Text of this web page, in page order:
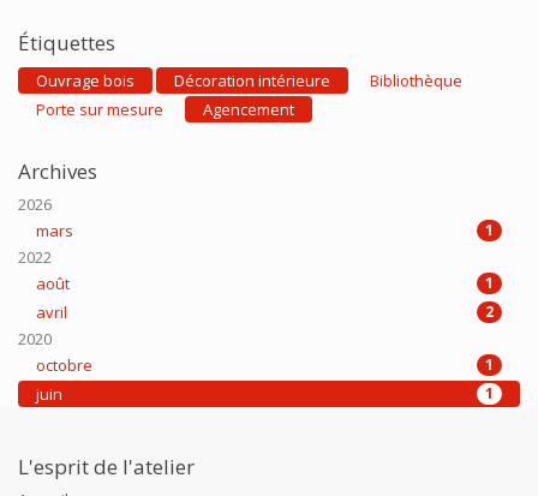
Étiquettes
Ouvrage bois Décoration intérieure
Bibliothèque
Porte sur mesure
Agencement
Archives
2026
mars
1
2022
août
1
avril 2
2020
octobre
1
juin 1
L'esprit de l'atelier